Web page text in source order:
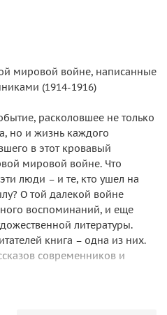
мировой войне, написанные
(1914-1916)
расколовшее не только
но и жизнь каждого
в этот кровавый
мировой войне. Что
люди – и те, кто ушел на
О той далекой войне
воспоминаний, и еще
литературы.
книга – одна из них.
современников и
гг. на страницах журнала